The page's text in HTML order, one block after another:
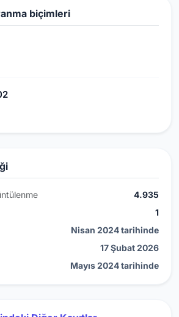
biçimleri
4.935
1
Nisan 2024 tarihinde
17 Şubat 2026
Mayıs 2024 tarihinde